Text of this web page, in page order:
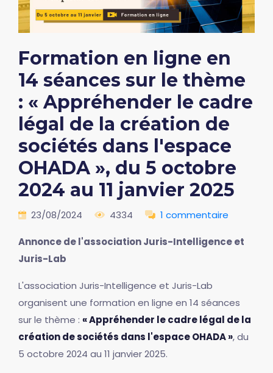
Formation en ligne en
14 séances sur le thème
: « Appréhender le cadre
légal de la création de
sociétés dans l'espace
OHADA », du 5 octobre
2024 au 11 janvier 2025
23/08/2024 4334 1 commentaire
Annonce de l'association Juris-Intelligence et
Juris-Lab
L'association Juris-Intelligence et Juris-Lab
organisent une formation en ligne en 14 séances
sur le thème : « Appréhender le cadre légal de la
création de sociétés dans l'espace OHADA », du
5 octobre 2024 au 11 janvier 2025.